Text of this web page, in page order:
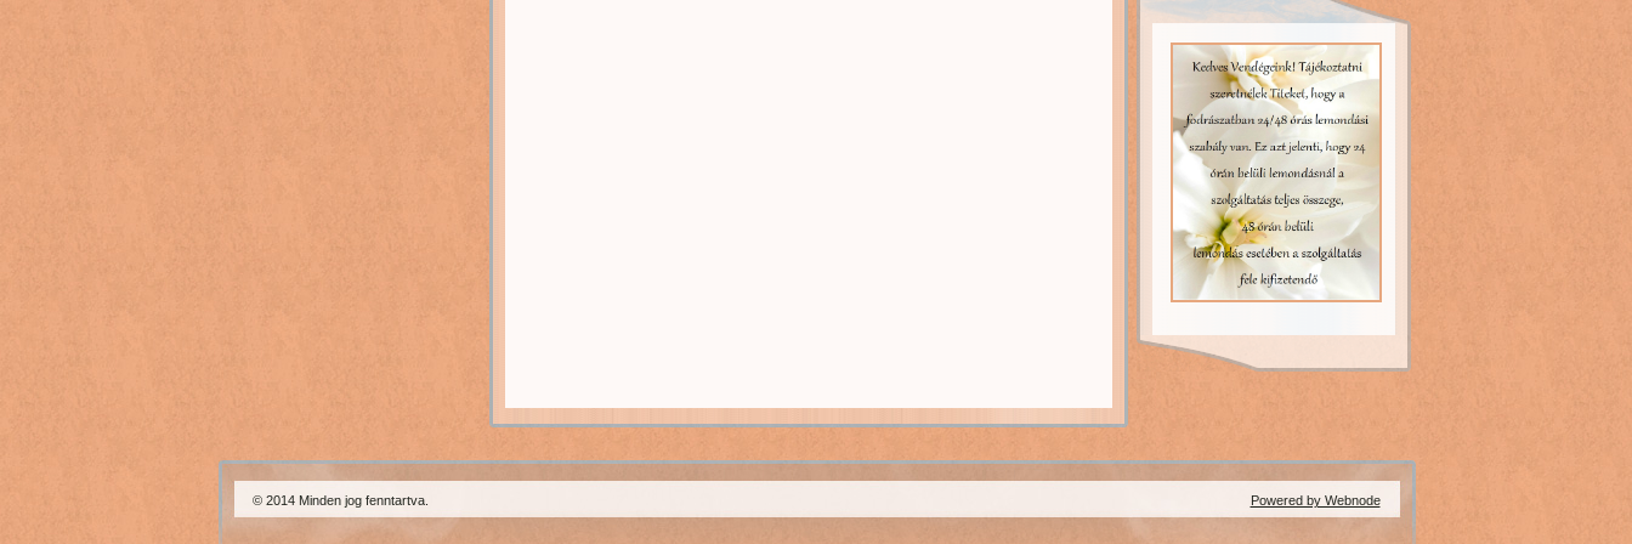
© 2014 Minden jog fenntartva. Powered by Webnode